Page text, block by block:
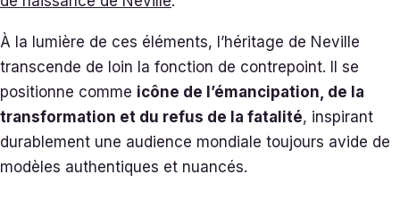
À la lumière de ces éléments, l’héritage de Neville
transcende de loin la fonction de contrepoint. Il se
positionne comme icône de l’émancipation, de la
transformation et du refus de la fatalité, inspirant
durablement une audience mondiale toujours avide de
modèles authentiques et nuancés.